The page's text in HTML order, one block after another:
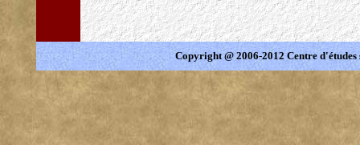
Copyright @ 2006-2012 Centre